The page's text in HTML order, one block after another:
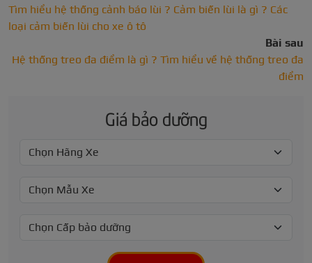
Tìm hiểu hệ thống cảnh báo lùi ? Cảm biến lùi là gì ? Các
loại cảm biến lùi cho xe ô tô
Bài sau
Hệ thống treo đa điểm là gì ? Tìm hiểu về hệ thống treo đa
điểm
Giá bảo dưỡng